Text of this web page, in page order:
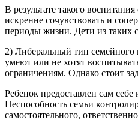
В результате такого
искренне сочувствовать и
периоды жизни. Дети из таких
2) Либеральный тип семейного
умеют или не хотят
ограничениям. Однако стоит
Ребенок предоставлен сам
Неспособность семьи
самостоятельного,